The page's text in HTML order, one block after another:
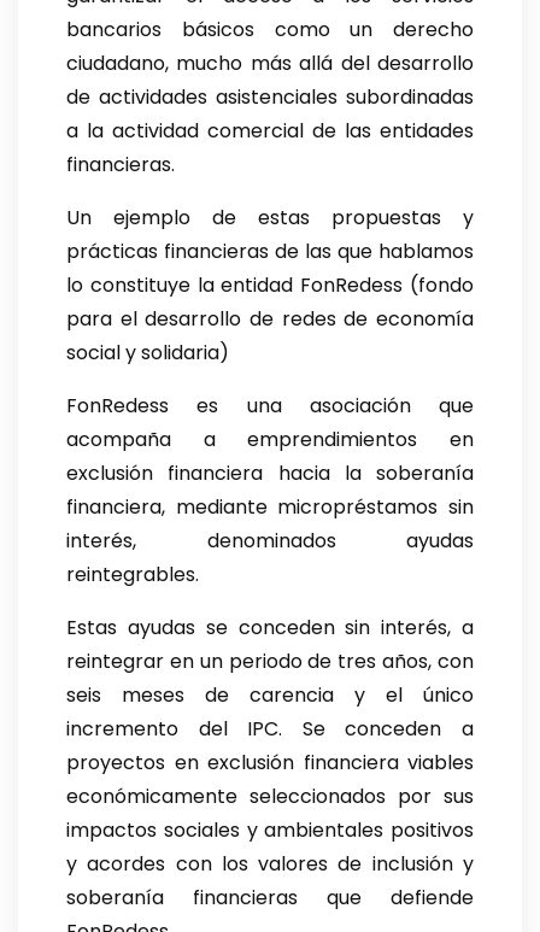
bancarios básicos como un derecho
ciudadano, mucho más allá del desarrollo
de actividades asistenciales subordinadas
a la actividad comercial de las entidades
financieras.
Un ejemplo de estas propuestas y
prácticas financieras de las que hablamos
lo constituye la entidad FonRedess (fondo
para el desarrollo de redes de economía
social y solidaria)
FonRedess es una asociación que
acompaña a emprendimientos en
exclusión financiera hacia la soberanía
financiera, mediante micropréstamos sin
interés, denominados ayudas
reintegrables.
Estas ayudas se conceden sin interés, a
reintegrar en un periodo de tres años, con
seis meses de carencia y el único
incremento del IPC. Se conceden a
proyectos en exclusión financiera viables
económicamente seleccionados por sus
impactos sociales y ambientales positivos
y acordes con los valores de inclusión y
soberanía financieras que defiende